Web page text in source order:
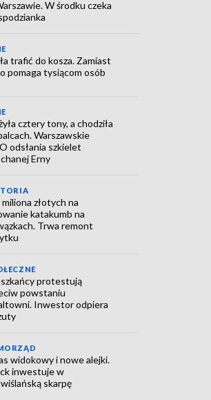
W środku czeka
trafić do kosza. Zamiast
pomaga tysiącom osób
cztery tony, a chodziła
Warszawskie
odsłania szkielet
Erny
miliona złotych na
katakumb na
Trwa remont
protestują
powstaniu
Inwestor odpiera
widokowy i nowe alejki.
inwestuje w
skarpę